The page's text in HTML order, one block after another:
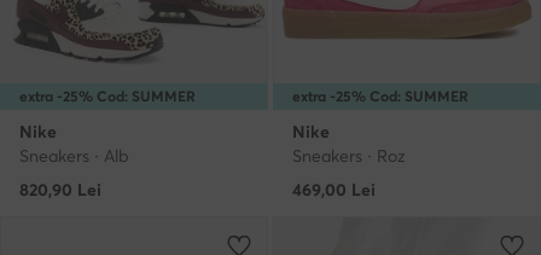
extra -25% Cod: SUMMER
Nike
Sneakers · Alb
820,90 Lei
extra -25% Cod: SUMMER
Nike
Sneakers · Roz
469,00 Lei